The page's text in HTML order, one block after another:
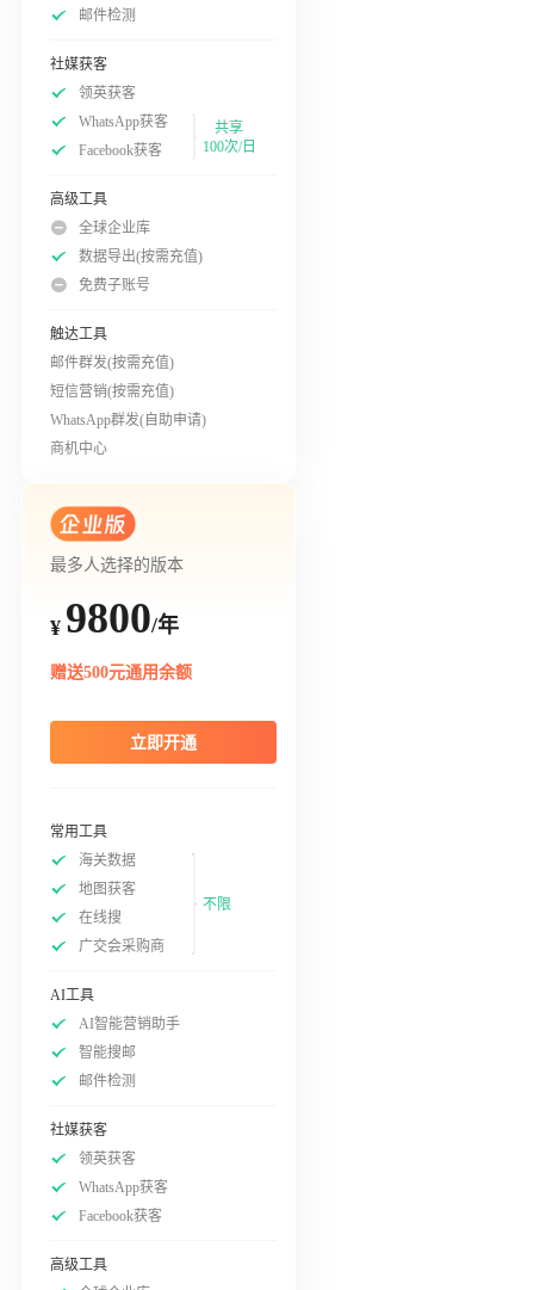
邮件检测
社媒获客
领英获客
WhatsApp获客
Facebook获客
共享
100次/日
高级工具
全球企业库
数据导出(按需充值)
免费子账号
触达工具
邮件群发(按需充值)
短信营销(按需充值)
WhatsApp群发(自助申请)
商机中心
最多人选择的版本
¥ 9800/年
赠送500元通用余额
立即开通
常用工具
海关数据
地图获客
在线搜
广交会采购商
不限
AI工具
AI智能营销助手
智能搜邮
邮件检测
社媒获客
领英获客
WhatsApp获客
Facebook获客
高级工具